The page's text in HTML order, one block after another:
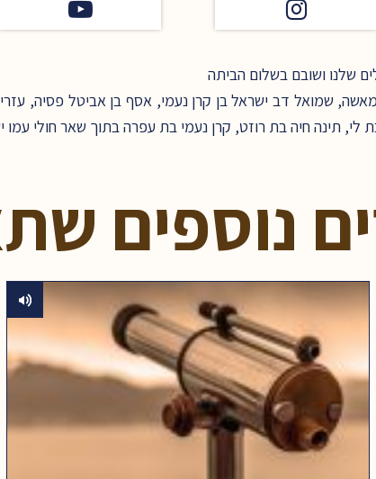
שלנו ושובם בשלום הביתה
שמואל דב ישראל בן קרן נעמי, אסף בן אביטל פסיה,
לי, תינה חיה בת רוזט, קרן נעמי בת עפרה בתוך שאר חולי עמו
נוספים